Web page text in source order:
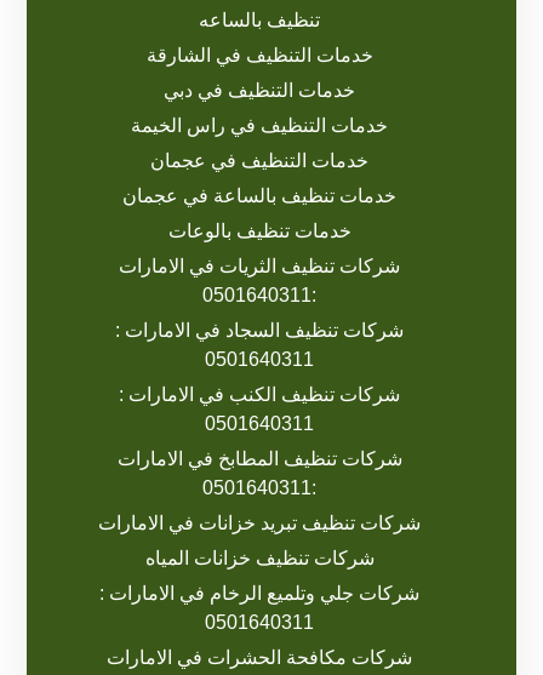
تنظيف بالساعه
خدمات التنظيف في الشارقة
خدمات التنظيف في دبي
خدمات التنظيف في راس الخيمة
خدمات التنظيف في عجمان
خدمات تنظيف بالساعة في عجمان
خدمات تنظيف بالوعات
شركات تنظيف الثريات في الامارات
:0501640311
شركات تنظيف السجاد في الامارات :
0501640311
شركات تنظيف الكنب في الامارات :
0501640311
شركات تنظيف المطابخ في الامارات
:0501640311
شركات تنظيف تبريد خزانات في الامارات
شركات تنظيف خزانات المياه
شركات جلي وتلميع الرخام في الامارات :
0501640311
شركات مكافحة الحشرات في الامارات